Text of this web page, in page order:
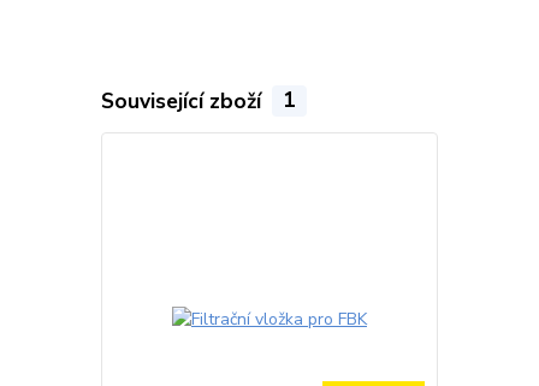
Související zboží 1